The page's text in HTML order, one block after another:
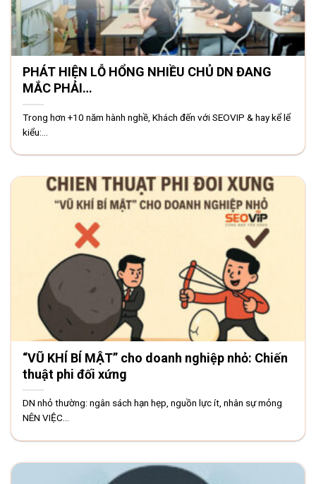
PHÁT HIỆN LỖ HỔNG NHIỀU CHỦ DN ĐANG
MẮC PHẢI…
Trong hơn +10 năm hành nghề, Khách đến với SEOVIP & hay kể lể
kiểu:...
“VŨ KHÍ BÍ MẬT” cho doanh nghiệp nhỏ: Chiến
thuật phi đối xứng
DN nhỏ thường: ngân sách hạn hẹp, nguồn lực ít, nhân sự mỏng
NÊN VIỆC...